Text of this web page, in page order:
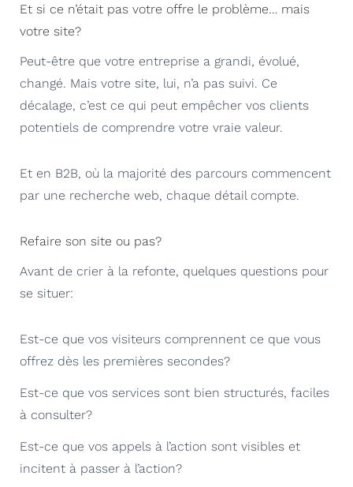
Et si ce n’était pas votre offre le problème… mais
votre site?
Peut-être que votre entreprise a grandi, évolué,
changé. Mais votre site, lui, n’a pas suivi. Ce
décalage, c’est ce qui peut empêcher vos clients
potentiels de comprendre votre vraie valeur.
Et en B2B, où la majorité des parcours commencent
par une recherche web, chaque détail compte.
Refaire son site ou pas?
Avant de crier à la refonte, quelques questions pour
se situer:
Est-ce que vos visiteurs comprennent ce que vous
offrez dès les premières secondes?
Est-ce que vos services sont bien structurés, faciles
à consulter?
Est-ce que vos appels à l’action sont visibles et
incitent à passer à l’action?